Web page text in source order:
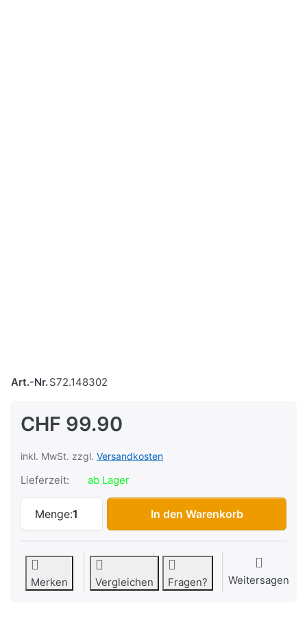
Art.-Nr.S72.148302
CHF 99.90
inkl. MwSt. zzgl. Versandkosten
Lieferzeit: ab Lager
Menge:1
Scheinwerfer/Eierlampe, chrom/chrom
In den Warenkorb
Merken Vergleichen Fragen? Weitersagen